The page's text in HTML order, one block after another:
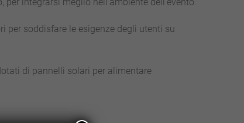
per soddisfare le esigenze degli utenti su
di pannelli solari per alimentare